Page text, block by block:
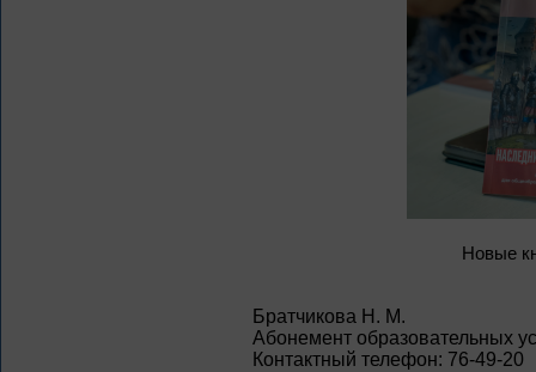
Новые
Братчикова Н. М.
Абонемент образовательных
Контактный телефон: 76-49-20